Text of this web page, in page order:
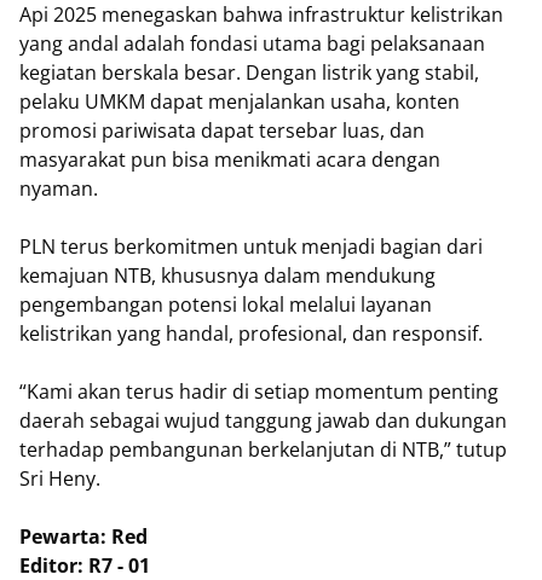
Api 2025 menegaskan bahwa infrastruktur kelistrikan
yang andal adalah fondasi utama bagi pelaksanaan
kegiatan berskala besar. Dengan listrik yang stabil,
pelaku UMKM dapat menjalankan usaha, konten
promosi pariwisata dapat tersebar luas, dan
masyarakat pun bisa menikmati acara dengan
nyaman.
PLN terus berkomitmen untuk menjadi bagian dari
kemajuan NTB, khususnya dalam mendukung
pengembangan potensi lokal melalui layanan
kelistrikan yang handal, profesional, dan responsif.
“Kami akan terus hadir di setiap momentum penting
daerah sebagai wujud tanggung jawab dan dukungan
terhadap pembangunan berkelanjutan di NTB,” tutup
Sri Heny.
Pewarta: Red
Editor: R7 - 01